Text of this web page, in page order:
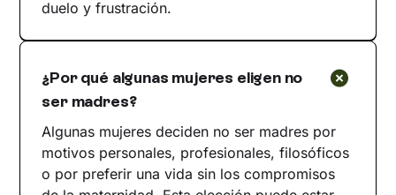
duelo y frustración.
¿Por qué algunas mujeres eligen no
ser madres?
Algunas mujeres deciden no ser madres por
motivos personales, profesionales, filosóficos
o por preferir una vida sin los compromisos